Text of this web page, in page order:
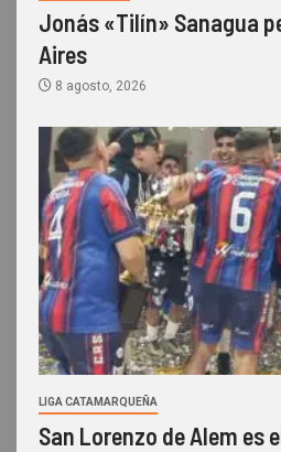
Jonás «Tilín» Sanagua
Aires
8 agosto, 2026
LIGA CATAMARQUEÑA
San Lorenzo de Alem es